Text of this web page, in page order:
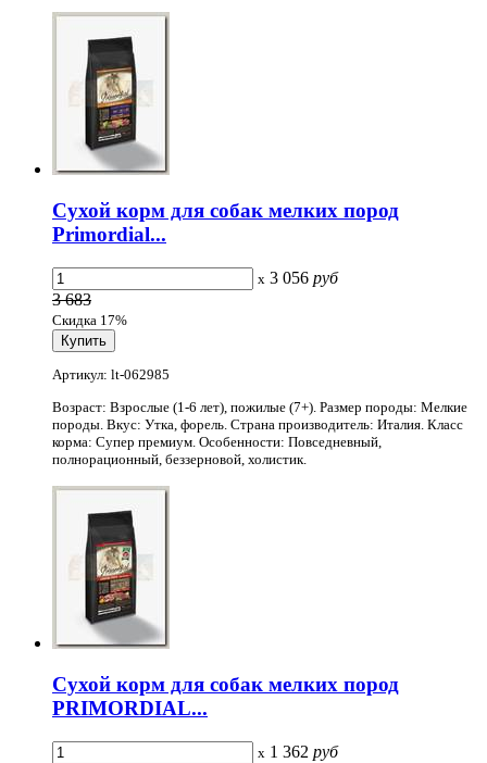
Сухой корм для собак мелких пород
Primordial...
x 3 056 руб
3 683
Скидка 17%
Артикул: lt-062985
Возраст: Взрослые (1-6 лет), пожилые (7+). Размер породы: Мелкие
породы. Вкус: Утка, форель. Страна производитель: Италия. Класс
корма: Супер премиум. Особенности: Повседневный,
полнорационный, беззерновой, холистик.
Сухой корм для собак мелких пород
PRIMORDIAL...
x 1 362 руб